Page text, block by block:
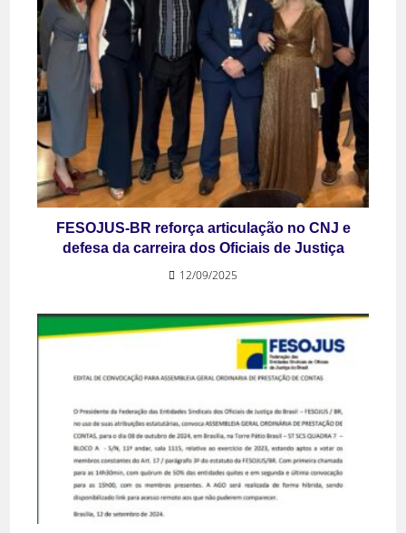
FESOJUS-BR reforça articulação no CNJ e
defesa da carreira dos Oficiais de Justiça
12/09/2025